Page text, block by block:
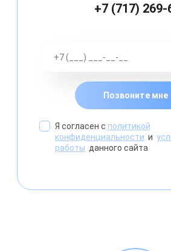
+7 (717) 269-
Позвоните мне
Я согласен с политикой
конфиденциальности и
работы данного сайта